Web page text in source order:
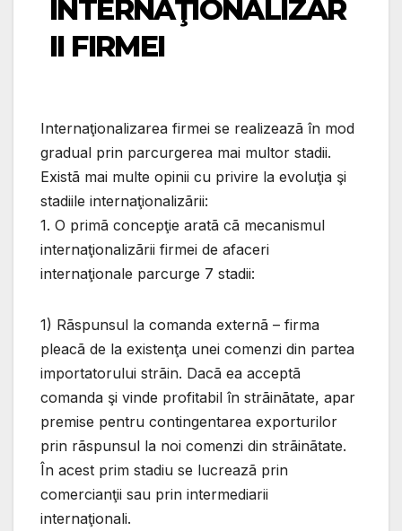
INTERNAŢIONALIZÃR
II FIRMEI
Internaţionalizarea firmei se realizeazã în mod
gradual prin parcurgerea mai multor stadii.
Existã mai multe opinii cu privire la evoluţia şi
stadiile internaţionalizãrii:
1. O primã concepţie aratã cã mecanismul
internaţionalizãrii firmei de afaceri
internaţionale parcurge 7 stadii:
1) Rãspunsul la comanda externã – firma
pleacã de la existenţa unei comenzi din partea
importatorului strãin. Dacã ea acceptã
comanda şi vinde profitabil în strãinãtate, apar
premise pentru contingentarea exporturilor
prin rãspunsul la noi comenzi din strãinãtate.
În acest prim stadiu se lucreazã prin
comercianţii sau prin intermediarii
internaţionali.